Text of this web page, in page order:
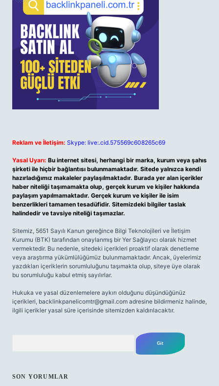
Reklam ve İletişim: Skype: live:.cid.575569c608265c69
Yasal Uyarı: Bu internet sitesi, herhangi bir marka, kurum veya şahıs
şirketi ile hiçbir bağlantısı bulunmamaktadır. Sitede yalnızca kendi
hazırladığımız makaleler paylaşılmaktadır. Burada yer alan içerikler
haber niteliği taşımamakta olup, gerçek kurum ve kişiler hakkında
paylaşım yapılmamaktadır. Gerçek kurum ve kişiler ile isim
benzerlikleri tamamen tesadüfidir. Sitemizdeki bilgiler taslak
halindedir ve tavsiye niteliği taşımazlar.
Sitemiz, 5651 Sayılı Kanun gereğince Bilgi Teknolojileri ve İletişim
Kurumu (BTK) tarafından onaylanmış bir Yer Sağlayıcı olarak hizmet
vermektedir. Bu nedenle, sitedeki içerikleri proaktif olarak denetleme
veya araştırma yükümlülüğümüz bulunmamaktadır. Ancak, üyelerimiz
yazdıkları içeriklerin sorumluluğunu taşımakta olup, siteye üye olarak
bu sorumluluğu kabul etmiş sayılırlar.
Hukuka ve yasal düzenlemelere aykırı olduğunu düşündüğünüz
içerikleri, backlinkpanelicomtr@gmail.com adresine bildirmeniz halinde,
ilgili içerikler yasal süre içerisinde sitemizden kaldırılacaktır.
SON YORUMLAR